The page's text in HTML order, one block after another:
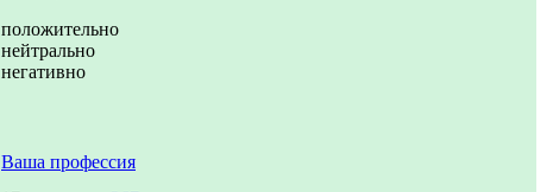
положительно
нейтрально
негативно
Ваша профессия